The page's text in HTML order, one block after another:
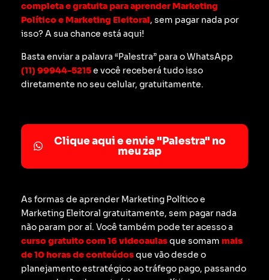
completa e gratuita para aprender Marketing
Político e Marketing Eleitoral, sem pagar nada por
isso? A sua chance está aqui!
Basta enviar a palavra “Palestra” para o WhatsApp
(11) 99944-5215e você receberá tudo isso
diretamente no seu celular, gratuitamente.
Clique aqui e envie "Palestra" no
meu zap
As formas de aprender Marketing Político e
Marketing Eleitoral gratuitamente, sem pagar nada
não param por aí. Você também pode ter acesso a
curso gratuito com 16 videoaulasque somam mais
de 10 horas de conteúdosque vão desde o
planejamento estratégico ao tráfego pago, passando